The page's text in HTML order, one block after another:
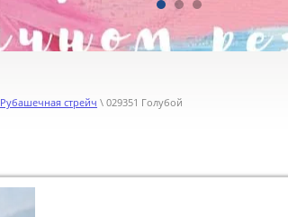
Рубашечная стрейч \ 029351 Голубой